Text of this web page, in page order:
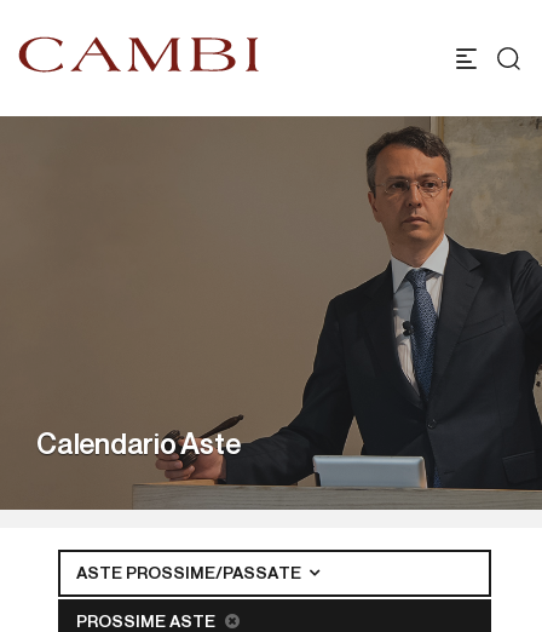
Calendario Aste
ASTE PROSSIME/PASSATE
PROSSIME ASTE